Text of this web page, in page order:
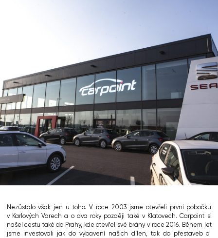
Nezůstalo však jen u toho. V roce 2003 jsme otevřeli první pobočku
v Karlových Varech a o dva roky později také v Klatovech. Carpoint si
našel cestu také do Prahy, kde otevřel své brány v roce 2016. Během let
jsme investovali jak do vybavení našich dílen, tak do přestaveb a